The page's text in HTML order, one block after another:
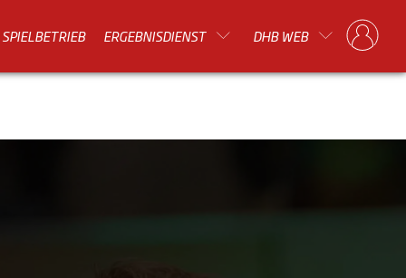
SPIELBETRIEB ERGEBNISDIENST DHB WEB